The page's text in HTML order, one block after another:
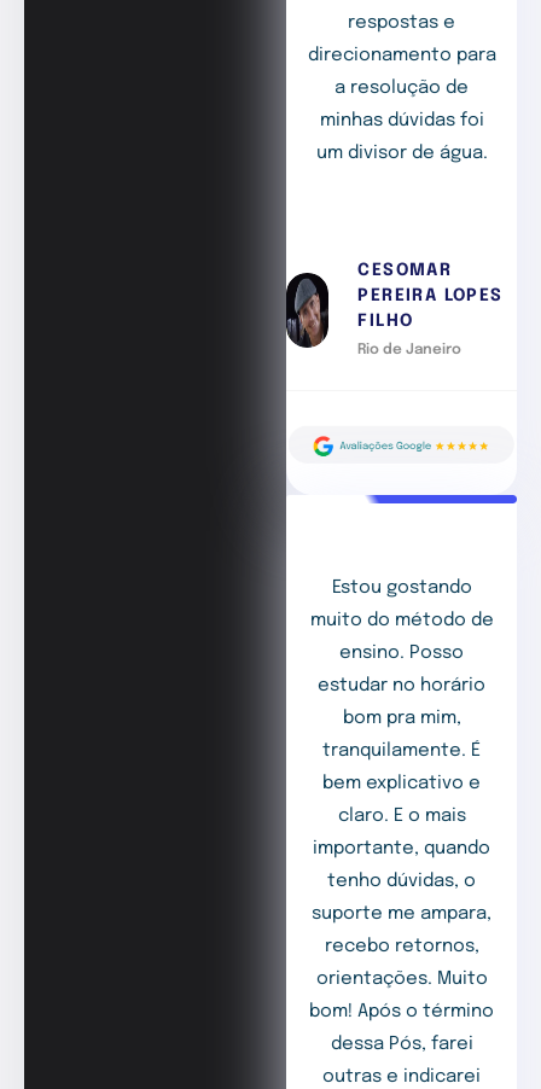
respostas e
direcionamento para
a resolução de
minhas dúvidas foi
um divisor de água.
CESOMAR
PEREIRA LOPES
FILHO
Rio de Janeiro
Estou gostando
muito do método de
ensino. Posso
estudar no horário
bom pra mim,
tranquilamente. É
bem explicativo e
claro. E o mais
importante, quando
tenho dúvidas, o
suporte me ampara,
recebo retornos,
orientações. Muito
bom! Após o término
dessa Pós, farei
outras e indicarei